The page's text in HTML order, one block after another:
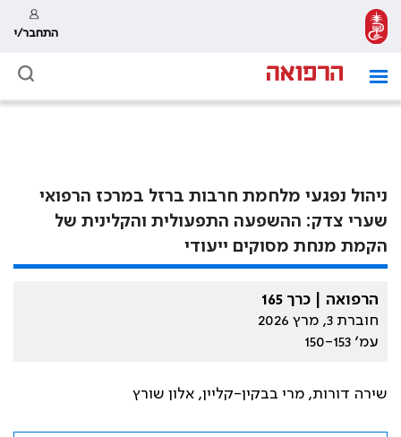
התחבר/י
ניהול נפגעי מלחמת חרבות ברזל במרכז הרפואי
שערי צדק: ההשפעה התפעולית והקלינית של
הקמת מנחת מסוקים ייעודי
הרפואה | כרך 165
חוברת 3, מרץ 2026
עמ׳ 150-153
שירה דורות, מרי בבקין-קליין, אלון שורץ